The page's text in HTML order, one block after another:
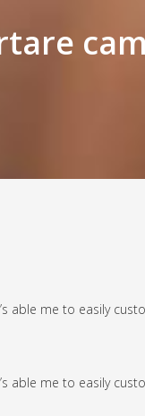
able me to easily
able me to easily